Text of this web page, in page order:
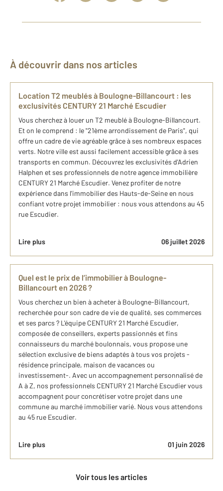
À découvrir dans nos articles
Location T2 meublés à Boulogne-Billancourt : les
exclusivités CENTURY 21 Marché Escudier
Vous cherchez à louer un T2 meublé à Boulogne-Billancourt.
Et on le comprend : le "21ème arrondissement de Paris", qui
offre un cadre de vie agréable grâce à ses nombreux espaces
verts. Notre ville est aussi facilement accessible grâce à ses
transports en commun. Découvrez les exclusivités d'Adrien
Halphen et ses professionnels de notre agence immobilière
CENTURY 21 Marché Escudier. Venez profiter de notre
expérience dans l'immobilier des Hauts-de-Seine en nous
confiant votre projet immobilier : nous vous attendons au 45
rue Escudier.
Lire plus 06 juillet 2026
Quel est le prix de l’immobilier à Boulogne-
Billancourt en 2026 ?
Vous cherchez un bien à acheter à Boulogne-Billancourt,
recherchée pour son cadre de vie de qualité, ses commerces
et ses parcs ? L'équipe CENTURY 21 Marché Escudier,
composée de conseillers, experts passionnés et fins
connaisseurs du marché boulonnais, vous propose une
sélection exclusive de biens adaptés à tous vos projets -
résidence principale, maison de vacances ou
investissement-. Avec un accompagnement personnalisé de
A à Z, nos professionnels CENTURY 21 Marché Escudier vous
accompagnent pour concrétiser votre projet dans une
commune au marché immobilier varié. Nous vous attendons
au 45 rue Escudier.
Lire plus 01 juin 2026
Voir tous les articles